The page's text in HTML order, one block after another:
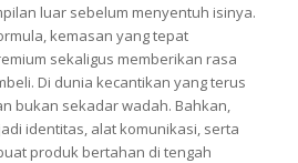
luar sebelum menyentuh isinya.
kemasan yang tepat
sekaligus memberikan rasa
Di dunia kecantikan yang terus
bukan sekadar wadah. Bahkan,
identitas, alat komunikasi, serta
produk bertahan di tengah